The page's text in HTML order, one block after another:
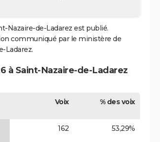
Nazaire-de-Ladarez est publié.
communiqué par le ministère de
Ladarez.
à Saint-Nazaire-de-Ladarez
Voix % des voix
162 53,29%